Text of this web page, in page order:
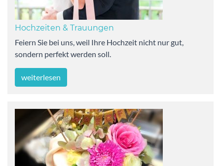
Hochzeiten & Trauungen
Feiern Sie bei uns, weil Ihre Hochzeit nicht nur gut,
sondern perfekt werden soll.
weiterlesen